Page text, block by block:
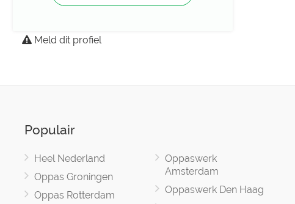
Meld dit profiel
Populair
Heel Nederland
Oppas Groningen
Oppas Rotterdam
Oppaswerk
Amsterdam
Oppaswerk Den Haag